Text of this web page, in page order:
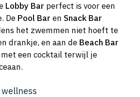
Lobby Bar perfect is voor een
De Pool Bar en Snack Bar
het zwemmen niet hoeft te
drankje, en aan de Beach Bar
een cocktail terwijl je